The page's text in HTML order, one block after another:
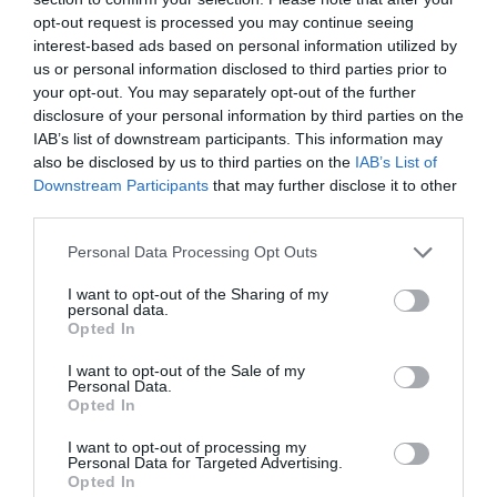
opt-out request is processed you may continue seeing
interest-based ads based on personal information utilized by
us or personal information disclosed to third parties prior to
your opt-out. You may separately opt-out of the further
disclosure of your personal information by third parties on the
IAB’s list of downstream participants. This information may
also be disclosed by us to third parties on the IAB’s List of
Downstream Participants that may further disclose it to other
Personal Data Processing Opt Outs
I want to opt-out of the Sharing of my
personal data.
Opted In
I want to opt-out of the Sale of my
Personal Data.
Opted In
I want to opt-out of processing my
Personal Data for Targeted Advertising.
Opted In
Microbiota y sistema inmune. Uso de probióticos en
la población sana.
Empleo de probióticos en pacientes con patología
gastrointestinal.
Empleo de probióticos en patología de la mujer.
Microbiota y probióticos en los deportistas.
Microbiota, probióticos y prebióticos en el proceso de
microbiota.
Empleo de probióticos por el médico.
Uso de probióticos por dietistas-nutricionistas.